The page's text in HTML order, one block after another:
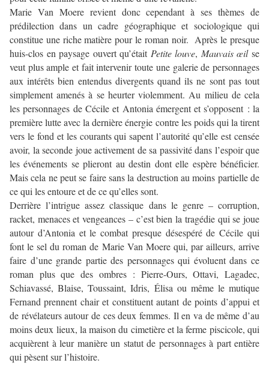
Marie Van Moere revient donc cependant à ses thèmes de
prédilection dans un cadre géographique et sociologique qui
constitue une riche matière pour le roman noir. Après le presque
huis-clos en paysage ouvert qu’était Petite louve, Mauvais œilse
veut plus ample et fait intervenir toute une galerie de personnages
aux intérêts bien entendus divergents quand ils ne sont pas tout
simplement amenés à se heurter violemment. Au milieu de cela
les personnages de Cécile et Antonia émergent et s’opposent : la
première lutte avec la dernière énergie contre les poids qui la tirent
vers le fond et les courants qui sapent l’autorité qu’elle est censée
avoir, la seconde joue activement de sa passivité dans l’espoir que
les événements se plieront au destin dont elle espère bénéficier.
Mais cela ne peut se faire sans la destruction au moins partielle de
ce qui les entoure et de ce qu’elles sont.
Derrière l’intrigue assez classique dans le genre – corruption,
racket, menaces et vengeances – c’est bien la tragédie qui se joue
autour d’Antonia et le combat presque désespéré de Cécile qui
font le sel du roman de Marie Van Moere qui, par ailleurs, arrive
faire d’une grande partie des personnages qui évoluent dans ce
roman plus que des ombres : Pierre-Ours, Ottavi, Lagadec,
Schiavassé, Blaise, Toussaint, Idris, Élisa ou même le mutique
Fernand prennent chair et constituent autant de points d’appui et
de révélateurs autour de ces deux femmes. Il en va de même d’au
moins deux lieux, la maison du cimetière et la ferme piscicole, qui
acquièrent à leur manière un statut de personnages à part entière
qui pèsent sur l’histoire.